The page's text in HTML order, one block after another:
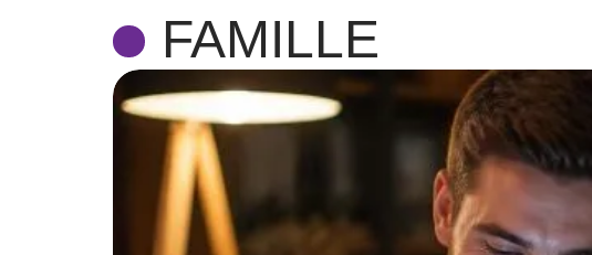
FAMILLE